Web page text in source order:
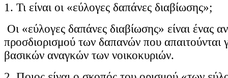
1. Τι είναι οι «εύλογες δαπάνες διαβίωσης»;
Οι «εύλογες δαπάνες διαβίωσης» είναι ένας
προσδιορισμού των δαπανών που απαιτούνται
βασικών αναγκών των νοικοκυριών.